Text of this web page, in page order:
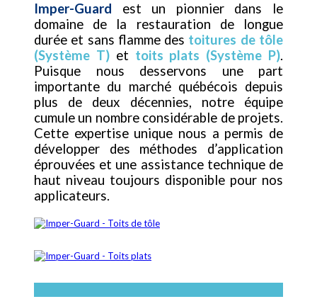
Imper-Guard est un pionnier dans le
domaine de la restauration de longue
durée et sans flamme des toitures de tôle
(Système T)et toits plats (Système P).
Puisque nous desservons une part
importante du marché québécois depuis
plus de deux décennies, notre équipe
cumule un nombre considérable de projets.
Cette expertise unique nous a permis de
développer des méthodes d’application
éprouvées et une assistance technique de
haut niveau toujours disponible pour nos
applicateurs.